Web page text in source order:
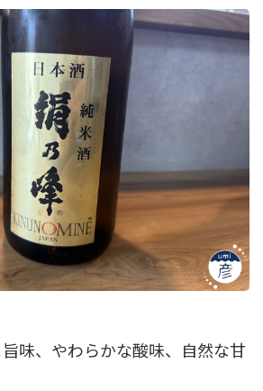
味、やわらかな酸味、自然な甘